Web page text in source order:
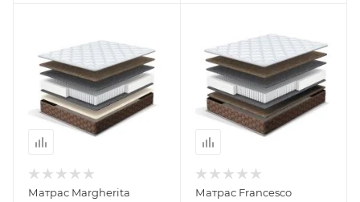
Матрас Margherita
Матрас Francesco